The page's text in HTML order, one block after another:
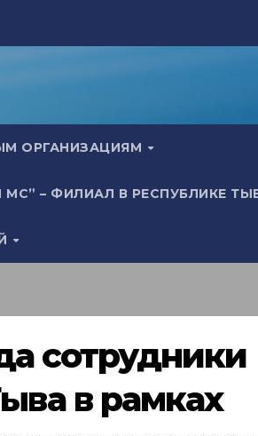
ОРГАНИЗАЦИЯМ
– ФИЛИАЛ В РЕСПУБЛИКЕ
сотрудники
в рамках